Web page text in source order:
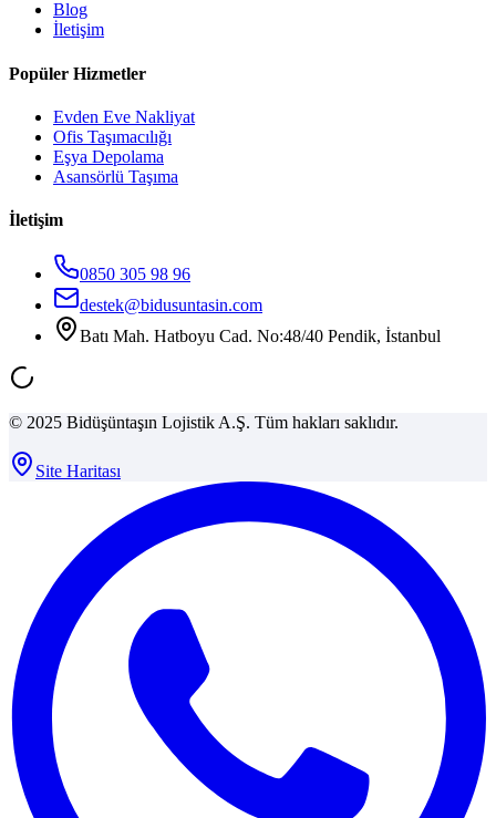
Blog
İletişim
Popüler Hizmetler
Evden Eve Nakliyat
Ofis Taşımacılığı
Eşya Depolama
Asansörlü Taşıma
İletişim
0850 305 98 96
destek@bidusuntasin.com
Batı Mah. Hatboyu Cad. No:48/40 Pendik, İstanbul
© 2025 Bidüşüntaşın Lojistik A.Ş. Tüm hakları saklıdır.
Site Haritası